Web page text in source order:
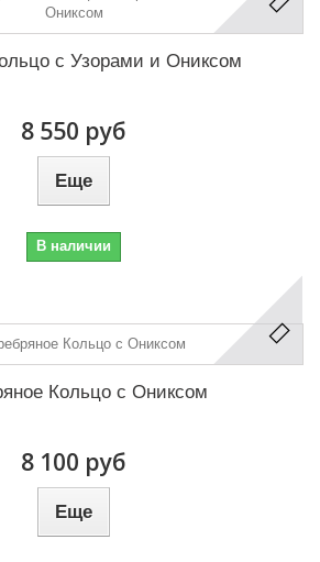
с Узорами и Ониксом
8 550 руб
Еще
В наличии
Кольцо с Ониксом
8 100 руб
Еще